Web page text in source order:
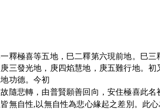
釋極喜等五地，巳二釋第六現前地。巳三
三發光地，庚四焰慧地，庚五難行地。初
功德。今初
隨悲轉，由普賢願善回向，安住極喜此名
無自性, 以無自性為悲心緣起之差別。此